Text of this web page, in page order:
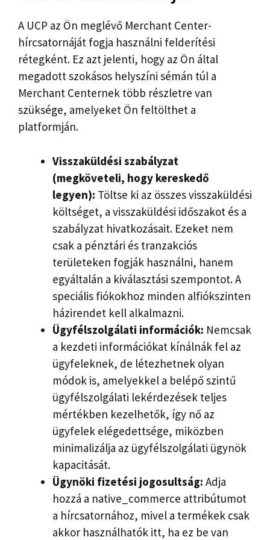
A UCP az Ön meglévő Merchant Center-
hírcsatornáját fogja használni felderítési
rétegként. Ez azt jelenti, hogy az Ön által
megadott szokásos helyszíni sémán túl a
Merchant Centernek több részletre van
szüksége, amelyeket Ön feltölthet a
platformján.
Visszaküldési szabályzat
(megköveteli, hogy kereskedő
legyen): Töltse ki az összes visszaküldési
költséget, a visszaküldési időszakot és a
szabályzat hivatkozásait. Ezeket nem
csak a pénztári és tranzakciós
területeken fogják használni, hanem
egyáltalán a kiválasztási szempontot. A
speciális fiókokhoz minden alfiókszinten
házirendet kell alkalmazni.
Ügyfélszolgálati információk: Nemcsak
a kezdeti információkat kínálnák fel az
ügyfeleknek, de létezhetnek olyan
módok is, amelyekkel a belépő szintű
ügyfélszolgálati lekérdezések teljes
mértékben kezelhetők, így nő az
ügyfelek elégedettsége, miközben
minimalizálja az ügyfélszolgálati ügynök
kapacitását.
Ügynöki fizetési jogosultság: Adja
hozzá a native_commerce attribútumot
a hírcsatornához, mivel a termékek csak
akkor használhatók itt, ha ez be van